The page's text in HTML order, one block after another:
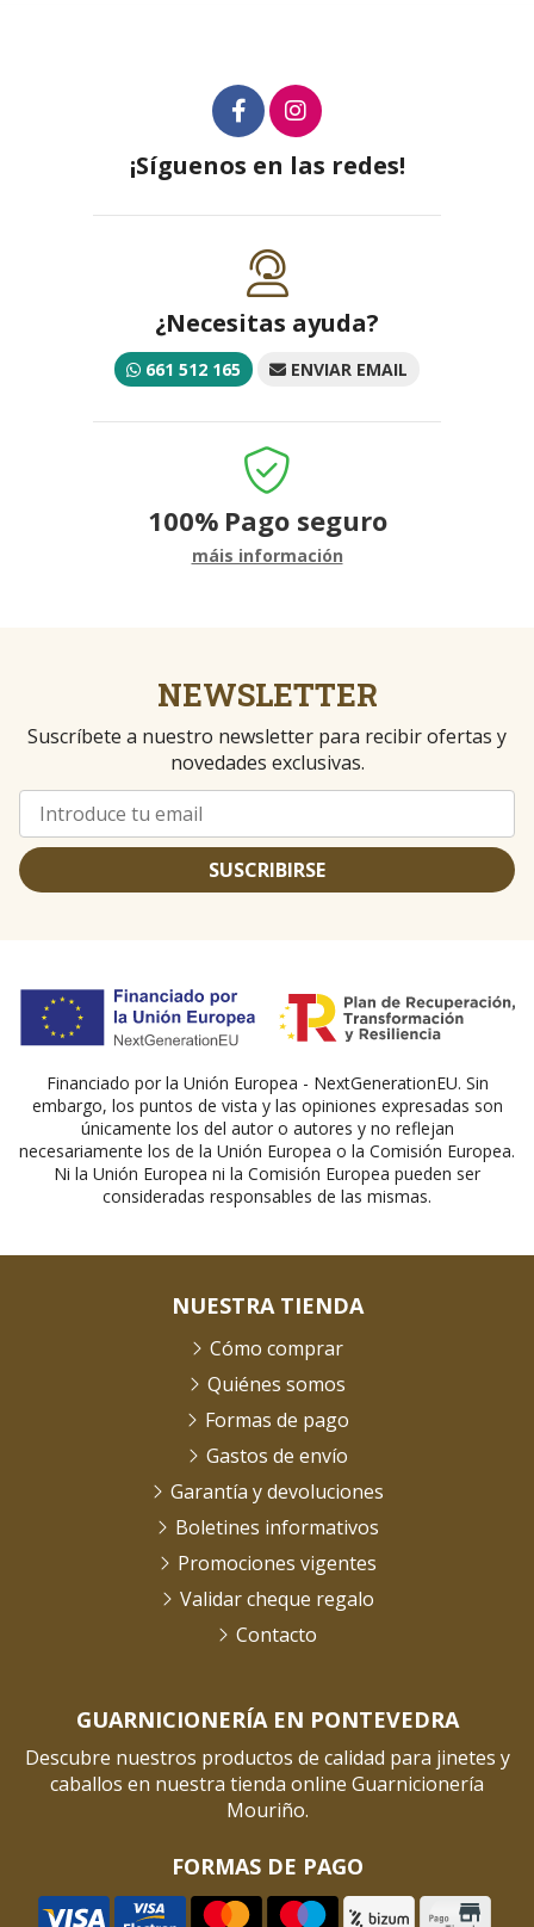
¡Síguenos en las redes!
¿Necesitas ayuda?
661 512 165 ENVIAR EMAIL
100% Pago seguro
máis información
NEWSLETTER
Suscríbete a nuestro newsletter para recibir ofertas y
novedades exclusivas.
SUSCRIBIRSE
Financiado por la Unión Europea - NextGenerationEU. Sin
embargo, los puntos de vista y las opiniones expresadas son
únicamente los del autor o autores y no reflejan
necesariamente los de la Unión Europea o la Comisión Europea.
Ni la Unión Europea ni la Comisión Europea pueden ser
consideradas responsables de las mismas.
GUARNICIONERÍA EN PONTEVEDRA
Descubre nuestros productos de calidad para jinetes y
caballos en nuestra tienda online Guarnicionería
Mouriño.
FORMAS DE PAGO
NUESTRA TIENDA
Cómo comprar
Quiénes somos
Formas de pago
Gastos de envío
Garantía y devoluciones
Boletines informativos
Promociones vigentes
Validar cheque regalo
Contacto